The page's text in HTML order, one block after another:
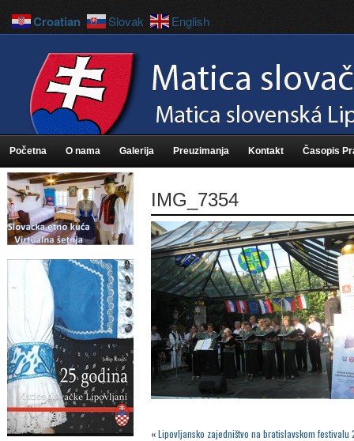
Početna O nama Galerija Preuzimanja Kontakt Časopis
IMG_7354
«Lipovljansko zajedništvo na bratislavskom
Croatian Slovak English